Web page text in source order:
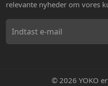
relevante nyheder om vores
© 2026 YOKO